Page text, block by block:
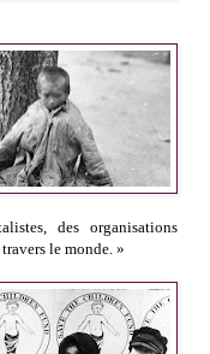
des organisations
le monde. »